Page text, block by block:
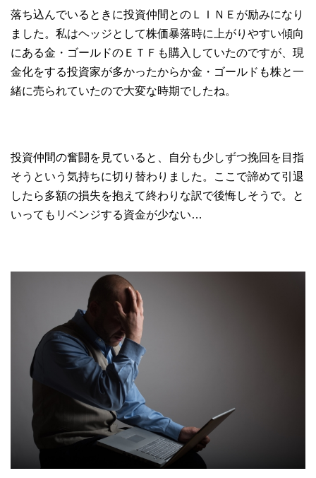
落ち込んでいるときに投資仲間とのＬＩＮＥが励みになり
ました。私はヘッジとして株価暴落時に上がりやすい傾向
にある金・ゴールドのＥＴＦも購入していたのですが、現
金化をする投資家が多かったからか金・ゴールドも株と一
緒に売られていたので大変な時期でしたね。
投資仲間の奮闘を見ていると、自分も少しずつ挽回を目指
そうという気持ちに切り替わりました。ここで諦めて引退
したら多額の損失を抱えて終わりな訳で後悔しそうで。と
いってもリベンジする資金が少ない…